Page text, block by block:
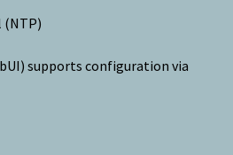
supports configuration via